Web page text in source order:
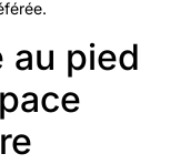
au pied